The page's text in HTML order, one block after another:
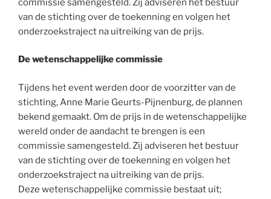
commissie samengesteld. Zij adviseren het bestuur
van de stichting over de toekenning en volgen het
onderzoekstraject na uitreiking van de prijs.
De wetenschappelijke commissie
Tijdens het event werden door de voorzitter van de
stichting, Anne Marie Geurts-Pijnenburg, de plannen
bekend gemaakt. Om de prijs in de wetenschappelijke
wereld onder de aandacht te brengen is een
commissie samengesteld. Zij adviseren het bestuur
van de stichting over de toekenning en volgen het
onderzoekstraject na uitreiking van de prijs.
Deze wetenschappelijke commissie bestaat uit;